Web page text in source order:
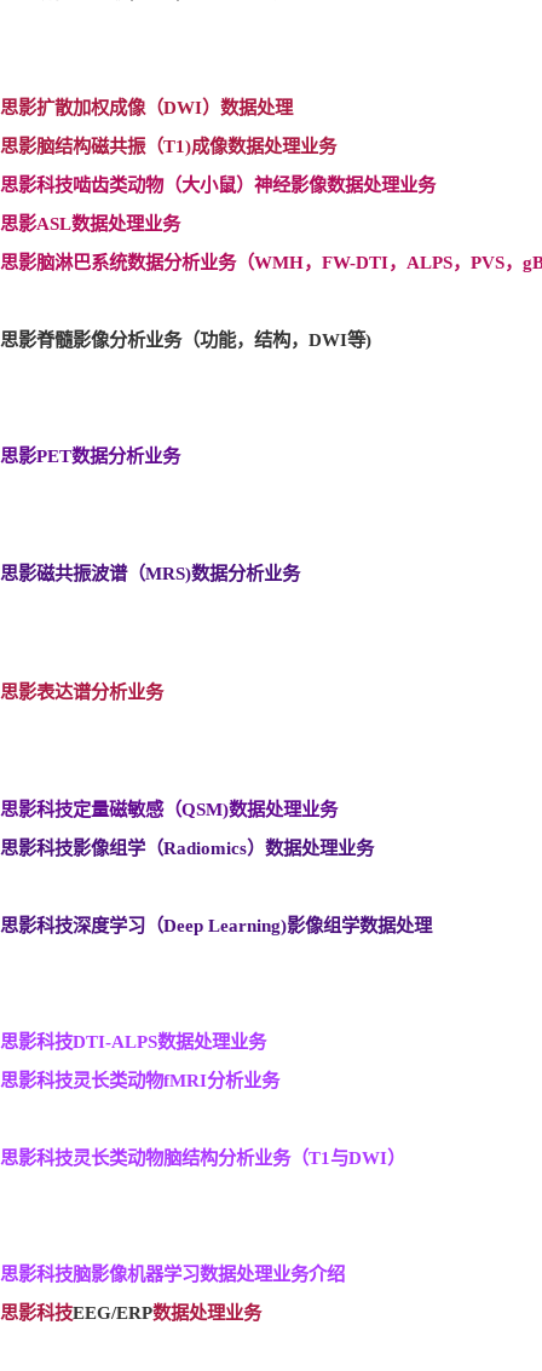
思影扩散加权成像（DWI）数据处理
思影脑结构磁共振（T1)成像数据处理业务
思影科技啮齿类动物（大小鼠）神经影像数据处理业务
思影ASL数据处理业务
思影脑淋巴系统数据分析业务（WMH，FW-DTI，ALPS，PVS，
思影脊髓影像分析业务（功能，结构，DWI等)
思影PET数据分析业务
思影磁共振波谱（MRS)数据分析业务
思影表达谱分析业务
思影科技定量磁敏感（QSM)数据处理业务
思影科技影像组学（Radiomics）数据处理业务
思影科技深度学习（Deep Learning)影像组学数据处理
思影科技DTI-ALPS数据处理业务
思影科技灵长类动物fMRI分析业务
思影科技灵长类动物脑结构分析业务（T1与DWI）
思影科技脑影像机器学习数据处理业务介绍
思影科技EEG/ERP数据处理业务